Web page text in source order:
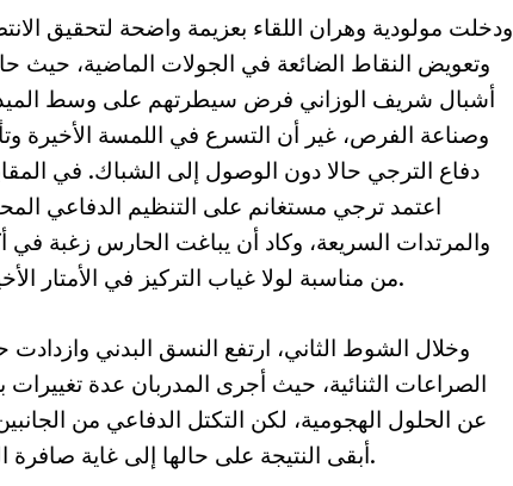
ودخلت مولودية وهران اللقاء بعزيمة واضحة لتحقيق
وتعويض النقاط الضائعة في الجولات الماضية، حيث
أشبال شريف الوزاني فرض سيطرتهم على وسط
وصناعة الفرص، غير أن التسرع في اللمسة الأخيرة
دفاع الترجي حالا دون الوصول إلى الشباك. في
اعتمد ترجي مستغانم على التنظيم الدفاعي
والمرتدات السريعة، وكاد أن يباغت الحارس زغبة في
من مناسبة لولا غياب التركيز في الأمتار الأخيرة.
وخلال الشوط الثاني، ارتفع النسق البدني وازدادت
الصراعات الثنائية، حيث أجرى المدربان عدة تغييرات
عن الحلول الهجومية، لكن التكتل الدفاعي من
أبقى النتيجة على حالها إلى غاية صافرة النهاية، ليخرج الفريقان بنقطة لكل منهما.